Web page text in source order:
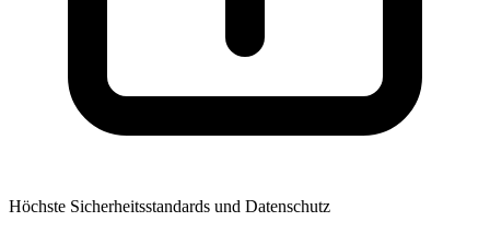
Höchste Sicherheitsstandards und Datenschutz